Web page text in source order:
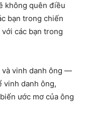
không quên điều
bạn trong chiến
các bạn trong
và vinh danh ông —
vinh danh ông,
ước mơ của ông